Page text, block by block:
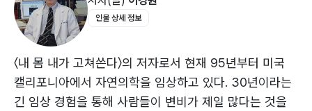
바이오필름 분해제에는 내성이 생길 수 없다
바이오필름이 분해되는지 어떻게 아나?
대장청소 생약제들, 이들은 유익균에 해를 주는가? 내성
이 생기는가?
오른쪽으로 누워라!!
중요
인물 상세 정보
〈내 몸 내가 고쳐쓴다〉의 저자로서 현재 95년부터 미국
캘리포니아에서 자연의학을 임상하고 있다. 30년이라는
긴 임상 경험을 통해 사람들이 변비가 제일 많다는 것을